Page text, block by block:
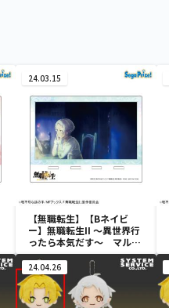
24.03.15
【無職転生】【Bネイビ
ー】無職転生II ～異世界行
ったら本気だす～ マルチ
スタンド（EX）
24.04.26